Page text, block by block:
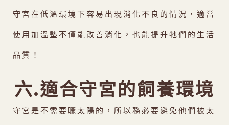
守宮在低溫環境下容易出現消化不良的情況，適當
使用加溫墊不僅能改善消化，也能提升牠們的生活
品質！
六.適合守宮的飼養環境
守宮是不需要曬太陽的，所以務必要避免他們被太